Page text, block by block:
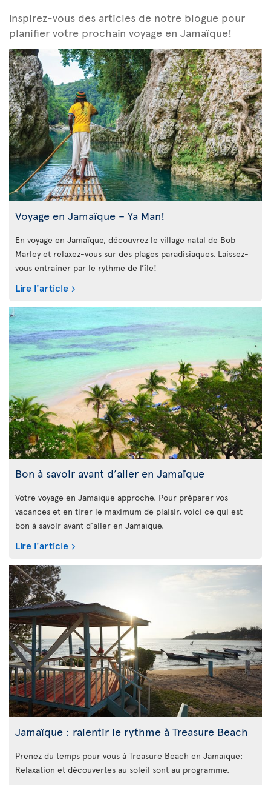
Inspirez-vous des articles de notre blogue pour
planifier votre prochain voyage en Jamaïque!
Voyage en Jamaïque – Ya Man!
En voyage en Jamaïque, découvrez le village natal de Bob
Marley et relaxez-vous sur des plages paradisiaques. Laissez-
vous entrainer par le rythme de l’île!
Lire l'article
Bon à savoir avant d’aller en Jamaïque
Votre voyage en Jamaïque approche. Pour préparer vos
vacances et en tirer le maximum de plaisir, voici ce qui est
bon à savoir avant d'aller en Jamaïque.
Lire l'article
Jamaïque : ralentir le rythme à Treasure Beach
Prenez du temps pour vous à Treasure Beach en Jamaïque:
Relaxation et découvertes au soleil sont au programme.